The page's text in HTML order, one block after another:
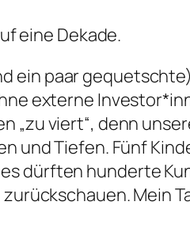
eine Dekade.
ein paar
externe
„zu viert“, denn
und Tiefen. Fünf
dürften hunderte
Mein